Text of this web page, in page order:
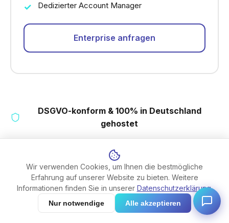
Dedizierter Account Manager
Enterprise anfragen
DSGVO-konform & 100% in Deutschland
gehostet
Nach Abschluss erhältst du sofortigen Zugang zu
app.timelense.de
Wir verwenden Cookies, um Ihnen die bestmögliche
Erfahrung auf unserer Website zu bieten. Weitere
Informationen finden Sie in unserer Datenschutzerklärung.
Nur notwendige Alle akzeptieren